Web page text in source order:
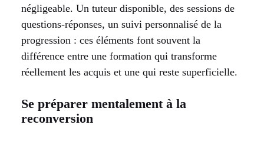
négligeable. Un tuteur disponible, des sessions de
questions-réponses, un suivi personnalisé de la
progression : ces éléments font souvent la
différence entre une formation qui transforme
réellement les acquis et une qui reste superficielle.
Se préparer mentalement à la
reconversion